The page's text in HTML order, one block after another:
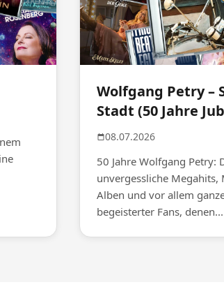
Wolfgang Petry –
Stadt (50 Jahre
08.07.2026
50 Jahre Wolfgang Petry:
unvergessliche
Alben und vor allem
begeisterter Fans, denen...